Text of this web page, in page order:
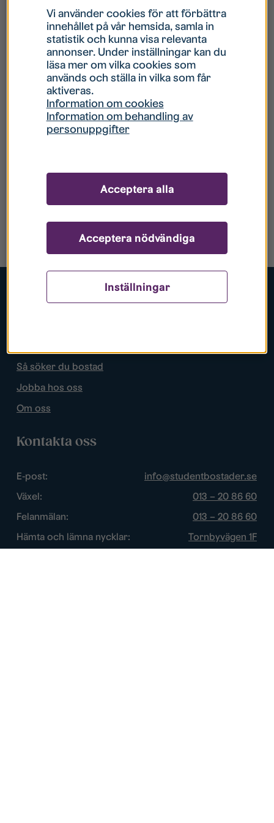
Populära sidor
Så söker du bostad
Jobba hos oss
Om oss
Kontakta oss
E-post:
info@studentbostader.se
Växel:
013 – 20 86 60
Felanmälan:
013 – 20 86 60
Hämta och lämna nycklar:
Tornbyvägen 1F
Vi använder cookies för att förbättra
innehållet på vår hemsida, samla in
statistik och kunna visa relevanta
annonser. Under inställningar kan du
läsa mer om vilka cookies som
används och ställa in vilka som får
aktiveras.
Information om cookies
Information om behandling av
personuppgifter
Inställningar
Acceptera nödvändiga
Acceptera alla